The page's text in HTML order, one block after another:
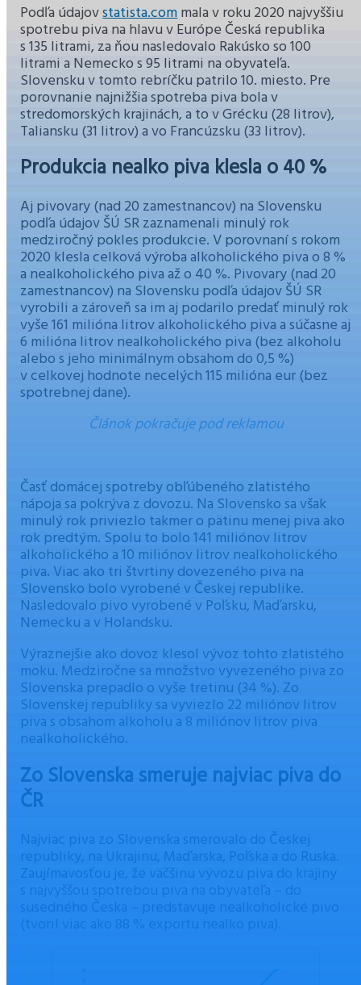
Podľa údajovstatista.commala v roku 2020 najvyššiu
spotrebu piva na hlavu v Európe Česká republika
s 135 litrami, za ňou nasledovalo Rakúsko so 100
litrami a Nemecko s 95 litrami na obyvateľa.
Slovensku v tomto rebríčku patrilo 10. miesto. Pre
porovnanie najnižšia spotreba piva bola v
stredomorských krajinách, a to v Grécku (28 litrov),
Taliansku (31 litrov) a vo Francúzsku (33 litrov).
Produkcia nealko piva klesla o 40 %
Aj pivovary (nad 20 zamestnancov) na Slovensku
podľa údajov ŠÚ SR zaznamenali minulý rok
medziročný pokles produkcie. V porovnaní s rokom
2020 klesla celková výroba alkoholického piva o 8 %
a nealkoholického piva až o 40 %. Pivovary (nad 20
zamestnancov) na Slovensku podľa údajov ŠÚ SR
vyrobili a zároveň sa im aj podarilo predať minulý rok
vyše 161 milióna litrov alkoholického piva a súčasne aj
6 milióna litrov nealkoholického piva (bez alkoholu
alebo s jeho minimálnym obsahom do 0,5 %)
v celkovej hodnote necelých 115 milióna eur (bez
spotrebnej dane).
Článok pokračuje pod reklamou
Časť domácej spotreby obľúbeného zlatistého
nápoja sa pokrýva z dovozu. Na Slovensko sa však
minulý rok priviezlo takmer o pätinu menej piva ako
rok predtým. Spolu to bolo 141 miliónov litrov
alkoholického a 10 miliónov litrov nealkoholického
piva. Viac ako tri štvrtiny dovezeného piva na
Slovensko bolo vyrobené v Českej republike.
Nasledovalo pivo vyrobené v Poľsku, Maďarsku,
Nemecku a v Holandsku.
Výraznejšie ako dovoz klesol vývoz tohto zlatistého
moku. Medziročne sa množstvo vyvezeného piva zo
Slovenska prepadlo o vyše tretinu (34 %). Zo
Slovenskej republiky sa vyviezlo 22 miliónov litrov
piva s obsahom alkoholu a 8 miliónov litrov piva
nealkoholického.
Zo Slovenska smeruje najviac piva do
ČR
Najviac piva zo Slovenska smerovalo do Českej
republiky, na Ukrajinu, Maďarska, Poľska a do Ruska.
Zaujímavosťou je, že väčšinu vývozu piva do krajiny
s najvyššou spotrebou piva na obyvateľa – do